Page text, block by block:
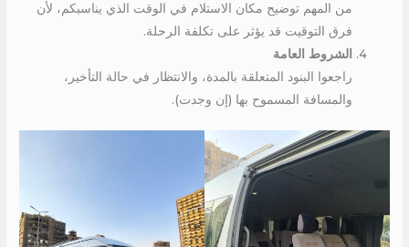
من المهم توضيح مكان الاستلام في الوقت الذي يناسبكم، لأن
فرق التوقيت قد يؤثر على تكلفة الرحلة.
الشروط العامة
راجعوا البنود المتعلقة بالمدة، والانتظار في حالة التأخير،
والمسافة المسموح بها (إن وجدت).